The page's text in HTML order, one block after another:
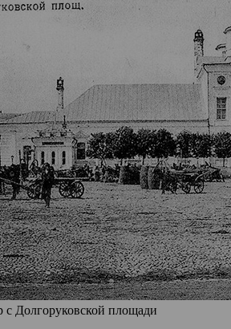
Долгоруковской площади